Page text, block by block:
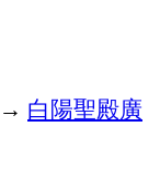
→ 白陽聖殿廣